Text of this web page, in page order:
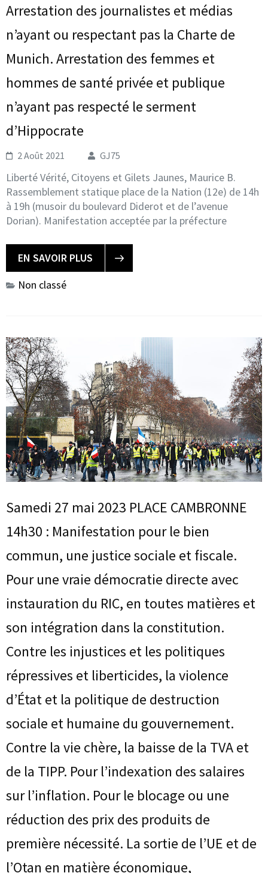
Arrestation des journalistes et médias
n’ayant ou respectant pas la Charte de
Munich. Arrestation des femmes et
hommes de santé privée et publique
n’ayant pas respecté le serment
d’Hippocrate
2 Août 2021 GJ75
Liberté Vérité, Citoyens et Gilets Jaunes, Maurice B.
Rassemblement statique place de la Nation (12e) de 14h
à 19h (musoir du boulevard Diderot et de l’avenue
Dorian). Manifestation acceptée par la préfecture
EN SAVOIR PLUS
Non classé
Samedi 27 mai 2023 PLACE CAMBRONNE
14h30 : Manifestation pour le bien
commun, une justice sociale et fiscale.
Pour une vraie démocratie directe avec
instauration du RIC, en toutes matières et
son intégration dans la constitution.
Contre les injustices et les politiques
répressives et liberticides, la violence
d’État et la politique de destruction
sociale et humaine du gouvernement.
Contre la vie chère, la baisse de la TVA et
de la TIPP. Pour l’indexation des salaires
sur l’inflation. Pour le blocage ou une
réduction des prix des produits de
première nécessité. La sortie de l’UE et de
l’Otan en matière économique,